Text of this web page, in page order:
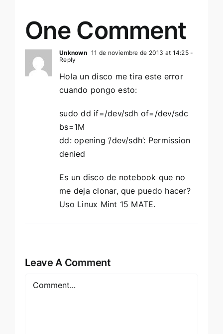
One Comment
Unknown 11 de noviembre de 2013 at 14:25-
Reply
Hola un disco me tira este error
cuando pongo esto:
sudo dd if=/dev/sdh of=/dev/sdc
bs=1M
dd: opening ‘/dev/sdh’: Permission
denied
Es un disco de notebook que no
me deja clonar, que puedo hacer?
Uso Linux Mint 15 MATE.
Leave A Comment
Comment